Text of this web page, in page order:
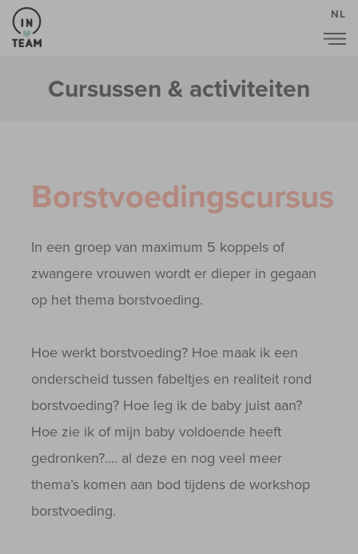
NL
Cursussen & activiteiten
Borstvoedingscursus
In een groep van maximum 5 koppels of
zwangere vrouwen wordt er dieper in gegaan
op het thema borstvoeding.
Hoe werkt borstvoeding? Hoe maak ik een
onderscheid tussen fabeltjes en realiteit rond
borstvoeding? Hoe leg ik de baby juist aan?
Hoe zie ik of mijn baby voldoende heeft
gedronken?.... al deze en nog veel meer
thema’s komen aan bod tijdens de workshop
borstvoeding.